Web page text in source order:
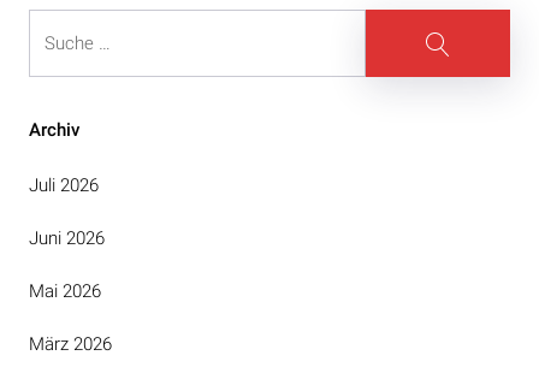
Suche
Archiv
Juli 2026
Juni 2026
Mai 2026
März 2026